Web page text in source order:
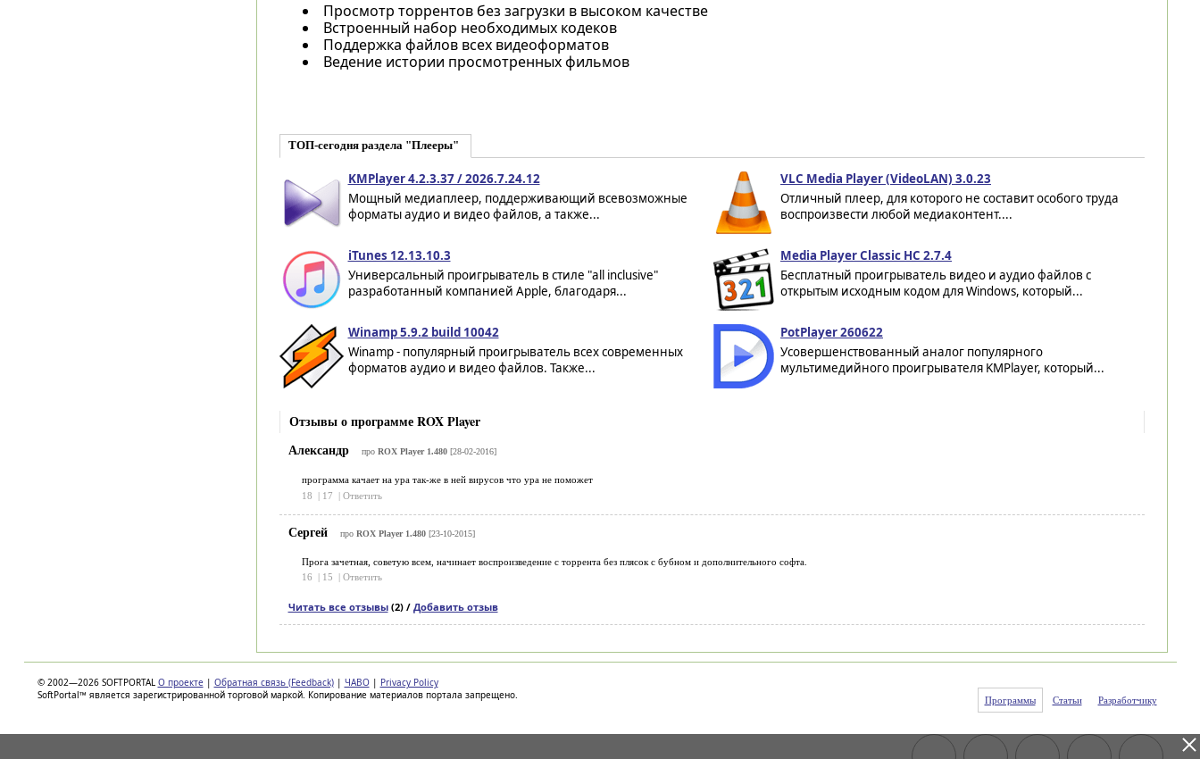
Просмотр торрентов без загрузки в высоком качестве
Встроенный набор необходимых кодеков
Поддержка файлов всех видеоформатов
Ведение истории просмотренных фильмов
ТОП-сегодня раздела "Плееры"
KMPlayer 4.2.3.37 / 2026.7.24.12
Мощный медиаплеер, поддерживающий всевозможные
форматы аудио и видео файлов, а также...
VLC Media Player (VideoLAN) 3.0.23
Отличный плеер, для которого не составит особого труда
воспроизвести любой медиаконтент....
iTunes 12.13.10.3
Универсальный проигрыватель в стиле "all inclusive"
разработанный компанией Apple, благодаря...
Media Player Classic HC 2.7.4
Бесплатный проигрыватель видео и аудио файлов с
открытым исходным кодом для Windows, который...
Winamp 5.9.2 build 10042
Winamp - популярный проигрыватель всех современных
форматов аудио и видео файлов. Также...
PotPlayer 260622
Усовершенствованный аналог популярного
мультимедийного проигрывателя KMPlayer, который...
Отзывы о программе ROX Player
Александр
про ROX Player 1.480[28-02-2016]
программа качает на ура так-же в ней вирусов что ура не поможет
18
| 17 | Ответить
Сергей про ROX Player 1.480[23-10-2015]
Прога зачетная, советую всем, начинает воспроизведение с торрента без плясок с бубном и дополнительного софта.
16
| 15 | Ответить
Читать все отзывы(2) / Добавить отзыв
© 2002—2026 SOFTPORTAL О проекте | Обратная связь (Feedback) | ЧАВО | Privacy Policy
SoftPortal™ является зарегистрированной торговой маркой. Копирование материалов портала запрещено.
Программы Статьи Разработчику